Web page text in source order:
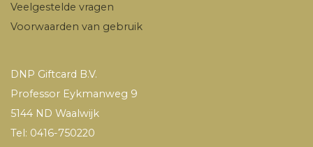
Veelgestelde vragen
Voorwaarden van gebruik
DNP Giftcard B.V.
Professor Eykmanweg 9
5144 ND Waalwijk
Tel: 0416-750220